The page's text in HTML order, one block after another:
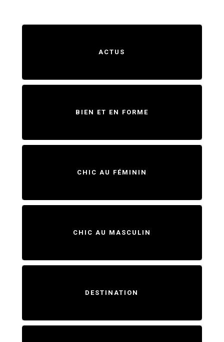
ACTUS
BIEN ET EN FORME
CHIC AU FÉMININ
CHIC AU MASCULIN
DESTINATION